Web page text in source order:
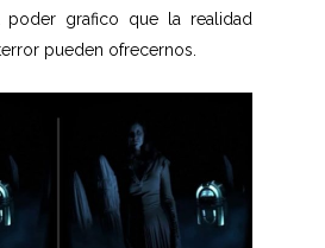
grafico que la realidad
pueden ofrecernos.